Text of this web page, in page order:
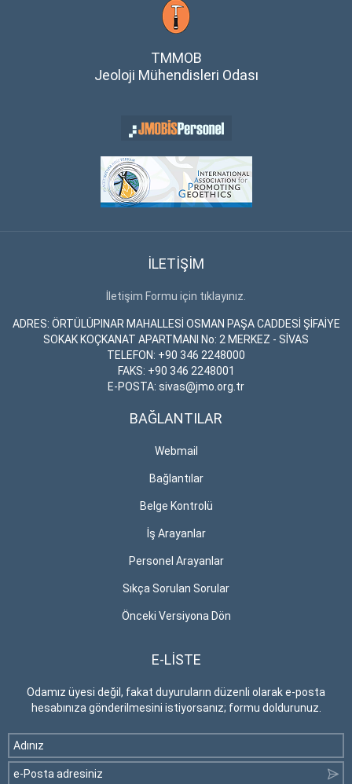
TMMOB
Jeoloji Mühendisleri Odası
İLETİŞİM
İletişim Formu için tıklayınız.
ADRES: ÖRTÜLÜPINAR MAHALLESİ OSMAN PAŞA CADDESİ ŞİFAİYE
SOKAK KOÇKANAT APARTMANI No: 2 MERKEZ - SİVAS
TELEFON: +90 346 2248000
FAKS: +90 346 2248001
E-POSTA: sivas@jmo.org.tr
BAĞLANTILAR
Webmail
Bağlantılar
Belge Kontrolü
İş Arayanlar
Personel Arayanlar
Sıkça Sorulan Sorular
Önceki Versiyona Dön
E-LİSTE
Odamız üyesi değil, fakat duyuruların düzenli olarak e-posta
hesabınıza gönderilmesini istiyorsanız; formu doldurunuz.